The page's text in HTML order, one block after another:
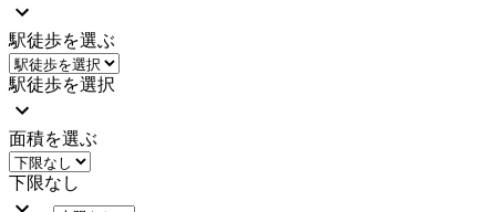
駅徒歩を選ぶ
駅徒歩を選択
面積を選ぶ
下限なし